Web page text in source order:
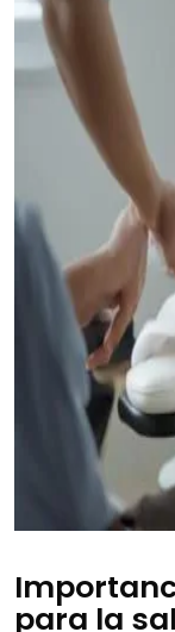
para la